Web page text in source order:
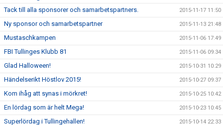
Tack till alla sponsorer och samarbetspartners. 2015-11-17 11:50
Ny sponsor och samarbetspartner 2015-11-13 21:48
Mustaschkampen 2015-11-06 17:49
FBI Tullinges Klubb 81 2015-11-06 09:34
Glad Halloween! 2015-10-31 10:29
Händelserikt Höstlov 2015! 2015-10-27 09:37
Kom ihåg att synas i mörkret! 2015-10-25 10:42
En lördag som är helt Mega! 2015-10-23 10:45
Superlördag i Tullingehallen! 2015-10-14 22:33